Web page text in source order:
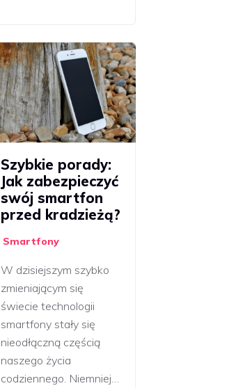
Szybkie porady:
Jak zabezpieczyć
swój smartfon
przed kradzieżą?
Smartfony
W dzisiejszym szybko
zmieniającym się
świecie technologii
smartfony stały się
nieodłączną częścią
naszego życia
codziennego. Niemniej…